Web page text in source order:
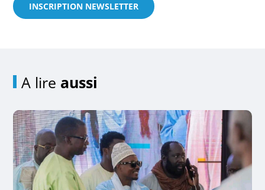
INSCRIPTION NEWSLETTER
A lire aussi